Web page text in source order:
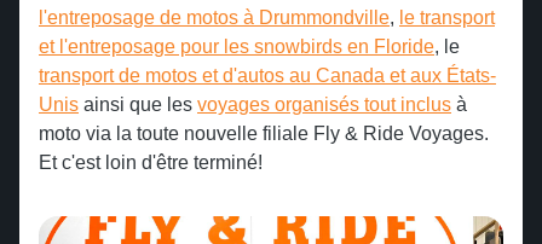
l'entreposage de motos à Drummondville, le transport
et l'entreposage pour les snowbirds en Floride, le
transport de motos et d'autos au Canada et aux États-
Unis ainsi que les voyages organisés tout inclus à
moto via la toute nouvelle filiale Fly & Ride Voyages.
Et c'est loin d'être terminé!